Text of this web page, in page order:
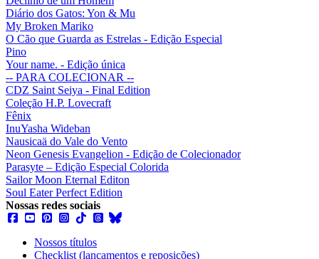
Diário dos Gatos: Yon & Mu
My Broken Mariko
O Cão que Guarda as Estrelas - Edição Especial
Pino
Your name. - Edição única
-- PARA COLECIONAR --
CDZ Saint Seiya - Final Edition
Coleção H.P. Lovecraft
Fênix
InuYasha Wideban
Nausicaä do Vale do Vento
Neon Genesis Evangelion - Edição de Colecionador
Parasyte – Edição Especial Colorida
Sailor Moon Eternal Editon
Soul Eater Perfect Edition
Nossas redes sociais
Nossos títulos
Checklist (lançamentos e reposições)